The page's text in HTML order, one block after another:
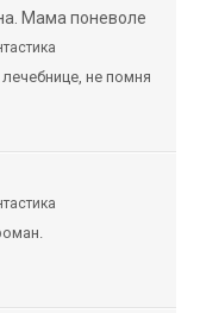
Мама поневоле
не помня